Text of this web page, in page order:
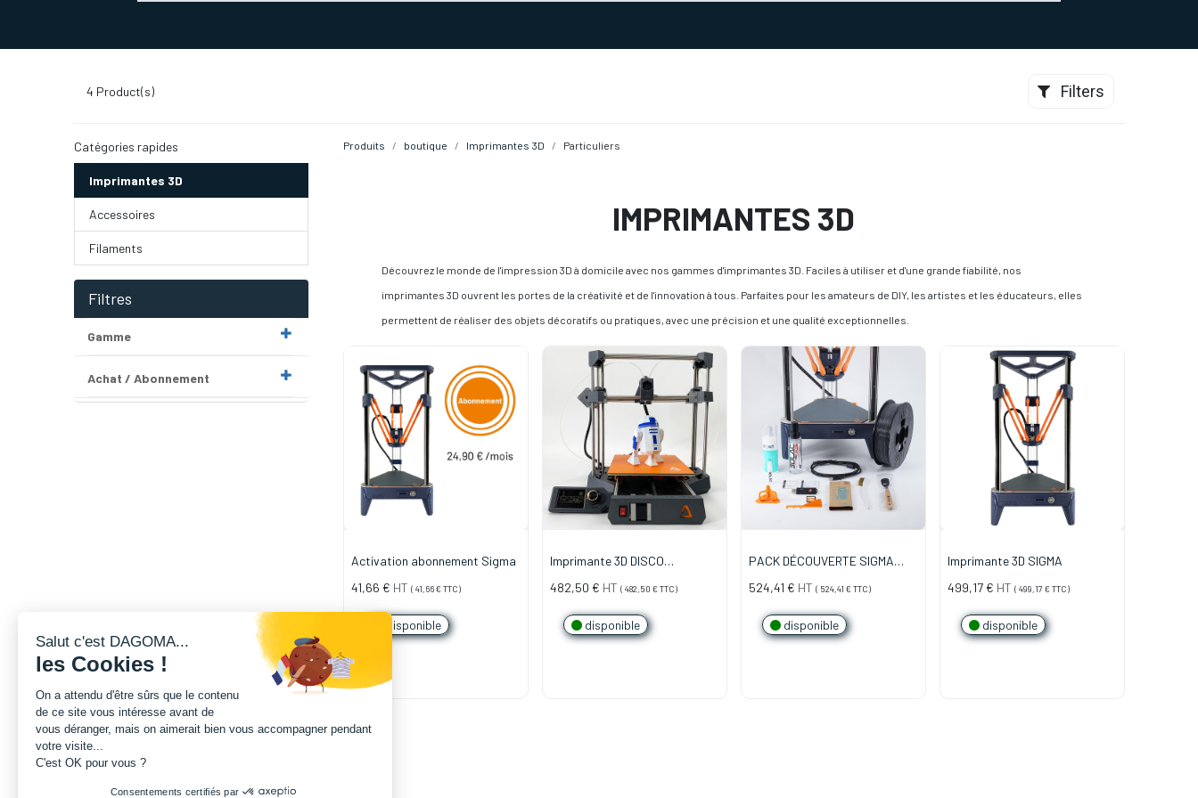
4 Product(s) Filters
Catégories rapides
Imprimantes 3D
Accessoires
Filaments
Filtres
Gamme
Achat / Abonnement
Produits boutique Imprimantes 3D Particuliers
IMPRIMANTES 3D
Découvrez le monde de l'impression 3D à domicile avec nos gammes d'imprimantes 3D. Faciles à utiliser et d'une grande fiabilité, nos
imprimantes 3D ouvrent les portes de la créativité et de l'innovation à tous. Parfaites pour les amateurs de DIY, les artistes et les éducateurs, elles
permettent de réaliser des objets décoratifs ou pratiques, avec une précision et une qualité exceptionnelles.
Activation abonnement Sigma
41,66 € HT ( 41,66€ TTC)
disponible
Imprimante 3D DISCO
482,50 € HT ( 482,50 € TTC)
disponible
PACK DÉCOUVERTE SIGMA
524,41 € HT ( 524,41 € TTC)
disponible
Imprimante 3D SIGMA
499,17€ HT ( 499,17 € TTC)
disponible
Salut c'est DAGOMA...
les Cookies !
On a attendu d'être sûrs que le contenu
de ce site vous intéresse avant de
vous déranger, mais on aimerait bien vous accompagner pendant
votre visite...
C'est OK pour vous ?
Consentements certifiés par